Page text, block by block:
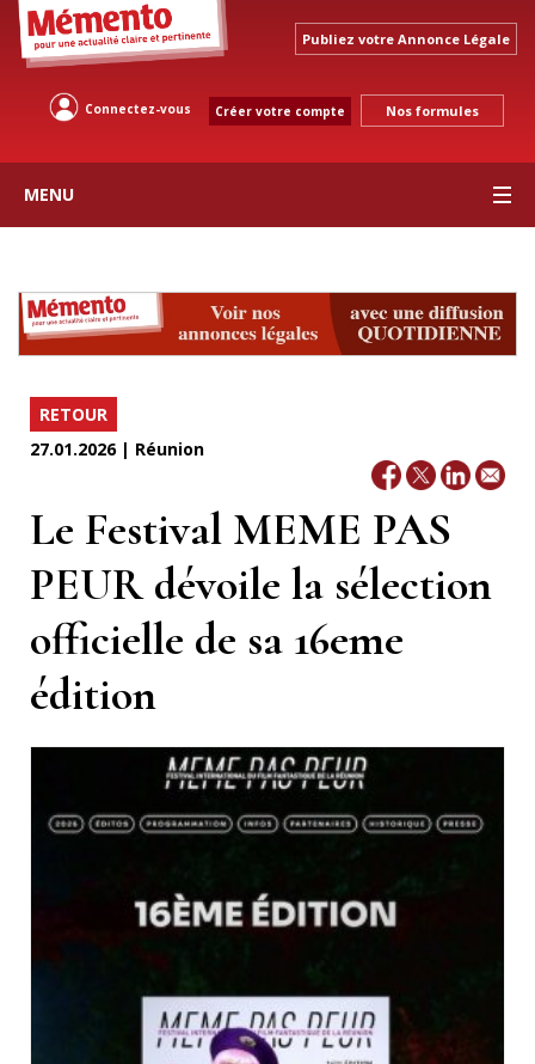
Publiez votre Annonce Légale
Connectez-vous Créer votre compte Nos formules
MENU
RETOUR
27.01.2026 | Réunion
Le Festival MEME PAS
PEUR dévoile la sélection
officielle de sa 16eme
édition